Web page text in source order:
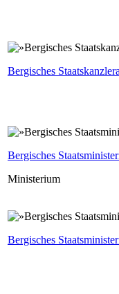
Bergisches
Bergisches
Ministerium
Bergisches